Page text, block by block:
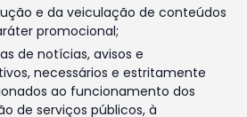
e da veiculação de conteúdos
promocional;
de notícias, avisos e
necessários e estritamente
ao funcionamento dos
de serviços públicos, à